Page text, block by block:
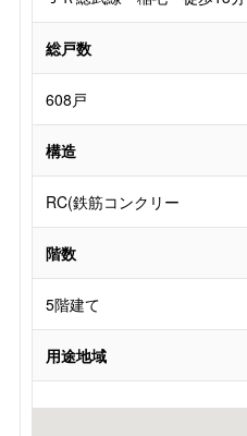
総戸数
608戸
構造
RC(鉄筋コンクリー
階数
5階建て
用途地域